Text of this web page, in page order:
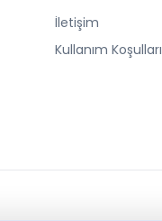
İletişim
Kullanım Koşulları